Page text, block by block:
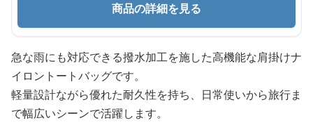
商品の詳細を見る
急な雨にも対応できる撥水加工を施した高機能な肩掛けナ
イロントートバッグです。
軽量設計ながら優れた耐久性を持ち、日常使いから旅行ま
で幅広いシーンで活躍します。